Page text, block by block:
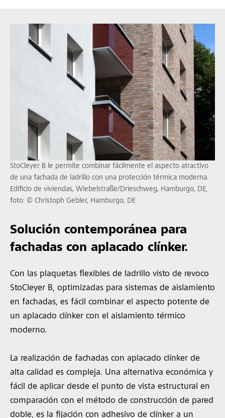
Solución contemporánea para
fachadas con aplacado clínker.
Con las plaquetas flexibles de ladrillo visto de revoco
StoCleyer B, optimizadas para sistemas de aislamiento
en fachadas, es fácil combinar el aspecto potente de
un aplacado clínker con el aislamiento térmico
moderno.
La realización de fachadas con aplacado clínker de
alta calidad es compleja. Una alternativa económica y
fácil de aplicar desde el punto de vista estructural en
comparación con el método de construcción de pared
doble, es la fijación con adhesivo de clínker a un
StoCleyer B le permite combinar fácilmente el aspecto atractivo
de una fachada de ladrillo con una protección térmica moderna.
Edificio de viviendas, Wiebelstraße/Drieschweg, Hamburgo, DE,
foto: © Christoph Gebler, Hamburgo, DE